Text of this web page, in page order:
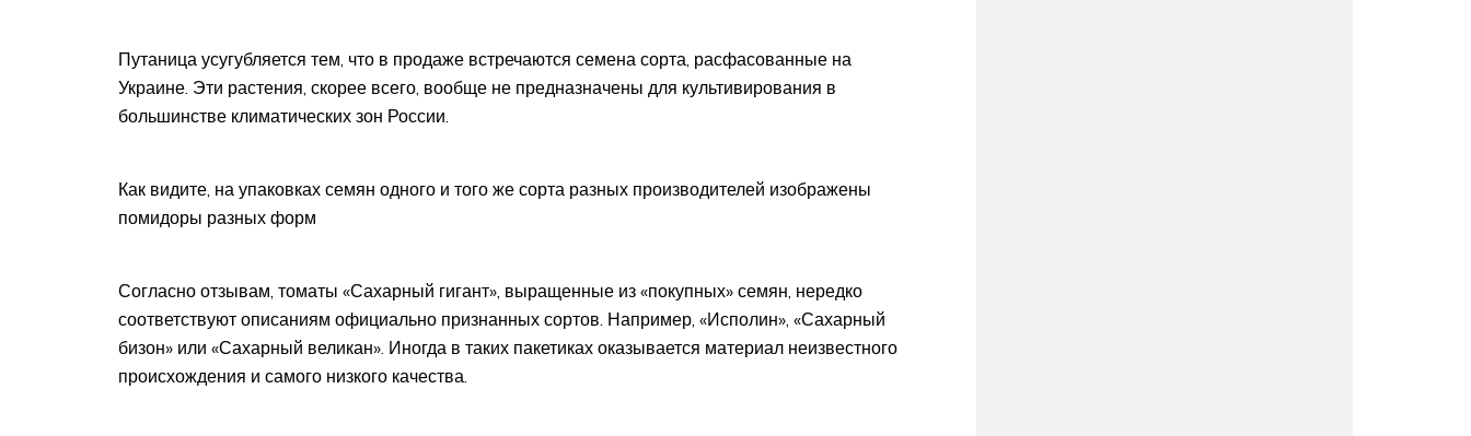
Путаница усугубляется тем, что в продаже встречаются семена сорта, расфасованные на
Украине. Эти растения, скорее всего, вообще не предназначены для культивирования в
большинстве климатических зон России.
Как видите, на упаковках семян одного и того же сорта разных производителей изображены
помидоры разных форм
Согласно отзывам, томаты «Сахарный гигант», выращенные из «покупных» семян, нередко
соответствуют описаниям официально признанных сортов. Например, «Исполин», «Сахарный
бизон» или «Сахарный великан». Иногда в таких пакетиках оказывается материал неизвестного
происхождения и самого низкого качества.